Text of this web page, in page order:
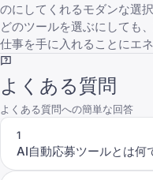
のにしてくれるモダンな選
どのツールを選ぶにしても
仕事を手に入れることにエ
よくある質問
よくある質問への簡単な回答
1
AI自動応募ツールとは何